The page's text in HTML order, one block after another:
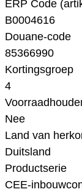
ERP Code
B0004616
Douane-code
85366990
Kortingsgroep
4
Nee
Land van
Duitsland
Productserie
CEE-